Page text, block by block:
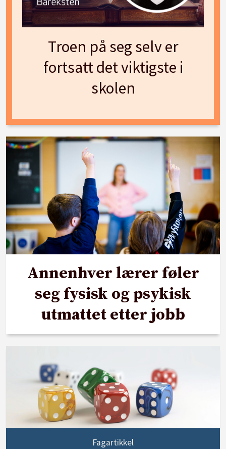
Troen på seg selv er
fortsatt det viktigste i
skolen
Annenhver lærer føler
seg fysisk og psykisk
utmattet etter jobb
Fagartikkel